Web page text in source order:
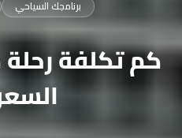
برنامجك السياحي
كم تكلفة رحلة